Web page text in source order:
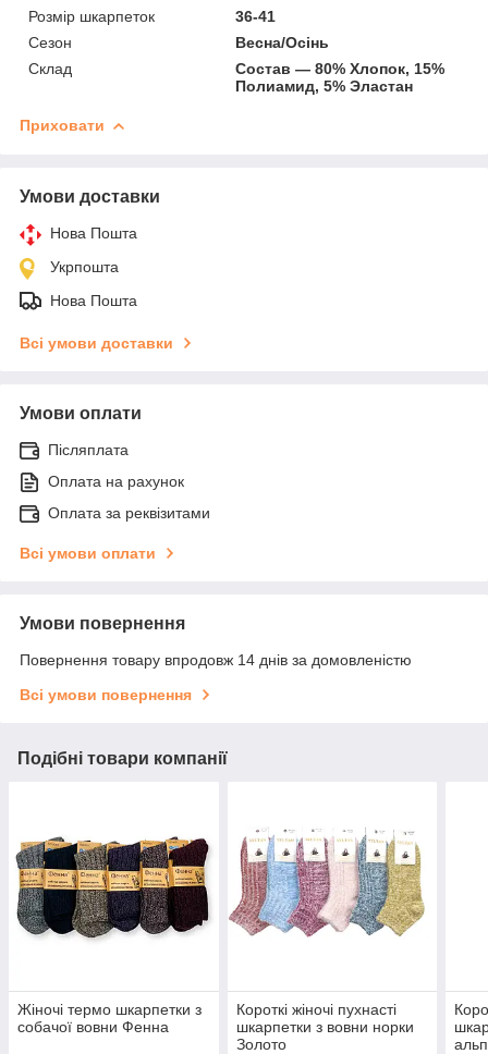
Розмір шкарпеток
36-41
Сезон
Весна/Осінь
Склад
Состав ― 80% Хлопок, 15%
Полиамид, 5% Эластан
Приховати
Умови доставки
Нова Пошта
Укрпошта
Нова Пошта
Всі умови доставки
Умови оплати
Післяплата
Оплата на рахунок
Оплата за реквізитами
Всі умови оплати
Умови повернення
Повернення товару впродовж 14 днів за домовленістю
Всі умови повернення
Подібні товари компанії
Жіночі термо шкарпетки з
собачої вовни Фенна
Короткі жіночі пухнасті
шкарпетки з вовни норки
Золото